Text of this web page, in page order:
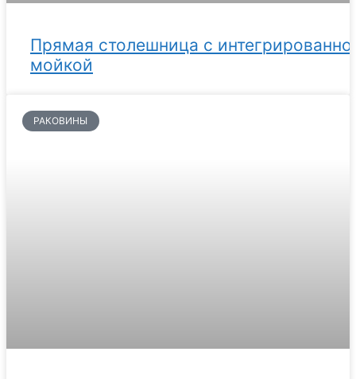
Прямая столешница с
мойкой
РАКОВИНЫ